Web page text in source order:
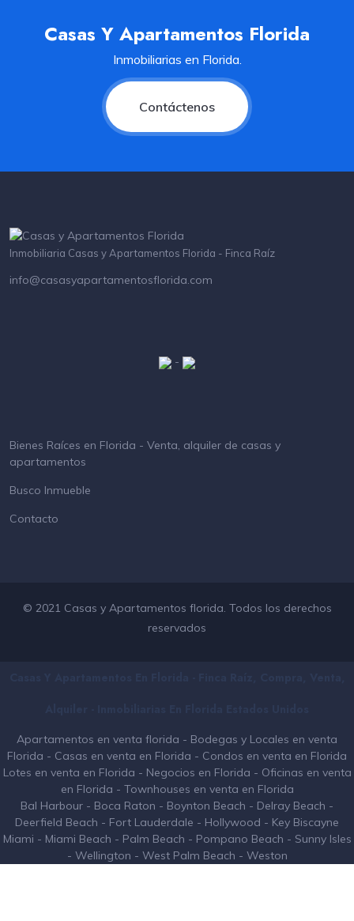
Casas Y Apartamentos Florida
Inmobiliarias en Florida.
Contáctenos
Inmobiliaria Casas y Apartamentos Florida - Finca Raíz
info@casasyapartamentosflorida.com
-
Bienes Raíces en Florida - Venta, alquiler de casas y
apartamentos
Busco Inmueble
Contacto
© 2021 Casas y Apartamentos florida. Todos los derechos
reservados
Apartamentos en venta florida - Bodegas y Locales en venta
Florida - Casas en venta en Florida - Condos en venta en Florida
Lotes en venta en Florida - Negocios en Florida - Oficinas en venta
en Florida - Townhouses en venta en Florida
Bal Harbour - Boca Raton - Boynton Beach - Delray Beach -
Deerfield Beach - Fort Lauderdale - Hollywood - Key Biscayne
Miami - Miami Beach - Palm Beach - Pompano Beach - Sunny Isles
- Wellington - West Palm Beach - Weston